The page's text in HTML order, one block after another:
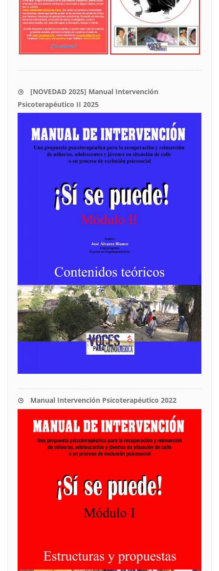
[NOVEDAD 2025] Manual Intervención
Psicoterapéutico II 2025
Manual Intervención Psicoterapéutico 2022